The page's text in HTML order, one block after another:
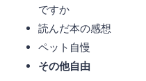
ですか
読んだ本の感想
ペット自慢
その他自由